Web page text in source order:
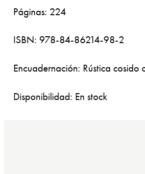
Páginas: 224
ISBN: 978-84-86214-98-2
Encuadernación: Rústica cosido
Disponibilidad: En stock